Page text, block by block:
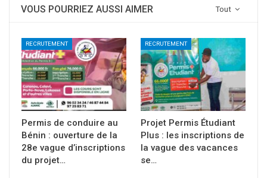
Tout
VOUS POURRIEZ AUSSI AIMER
RECRUTEMENT
Permis de conduire au
Bénin : ouverture de la
28e vague d’inscriptions
du projet…
RECRUTEMENT
Projet Permis Étudiant
Plus : les inscriptions de
la vague des vacances
se…